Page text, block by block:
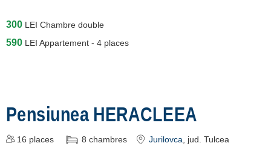
300 LEI Chambre double
590 LEI Appartement - 4 places
Pensiunea HERACLEEA
16 places 8 chambres Jurilovca , jud. Tulcea